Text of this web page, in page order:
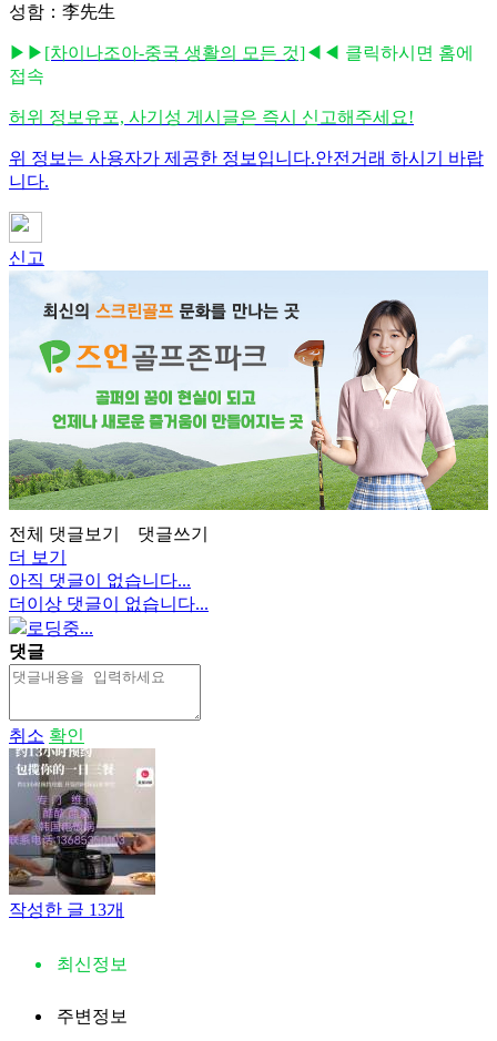
성함：李先生
▶▶ [차이나조아-중국 생활의 모든 것]◀◀ 클릭하시면 홈에
접속
허위 정보유포, 사기성 게시글은 즉시 신고해주세요!
위 정보는 사용자가 제공한 정보입니다.안전거래 하시기 바랍
니다.
신고
전체 댓글보기
댓글쓰기
더 보기
아직 댓글이 없습니다...
더이상 댓글이 없습니다...
로딩중...
댓글
취소 확인
작성한 글 13개
최신정보
주변정보